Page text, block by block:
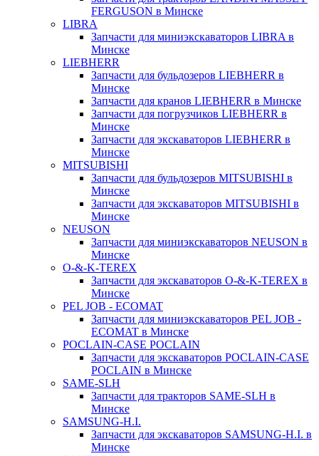
FERGUSON в Минске
LIBRA
Запчасти для миниэкскаваторов LIBRA в
Минске
LIEBHERR
Запчасти для бульдозеров LIEBHERR в
Минске
Запчасти для кранов LIEBHERR в Минске
Запчасти для погрузчиков LIEBHERR в
Минске
Запчасти для экскаваторов LIEBHERR в
Минске
MITSUBISHI
Запчасти для бульдозеров MITSUBISHI в
Минске
Запчасти для экскаваторов MITSUBISHI в
Минске
NEUSON
Запчасти для миниэкскаваторов NEUSON в
Минске
O-&-K-TEREX
Запчасти для экскаваторов O-&-K-TEREX в
Минске
PEL JOB - ECOMAT
Запчасти для миниэкскаваторов PEL JOB -
ECOMAT в Минске
POCLAIN-CASE POCLAIN
Запчасти для экскаваторов POCLAIN-CASE
POCLAIN в Минске
SAME-SLH
Запчасти для тракторов SAME-SLH в
Минске
SAMSUNG-H.I.
Запчасти для экскаваторов SAMSUNG-H.I. в
Минске